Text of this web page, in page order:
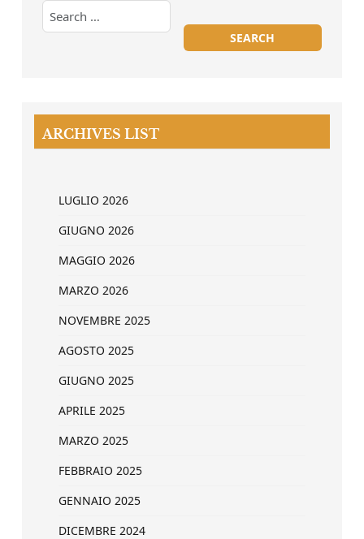
ARCHIVES LIST
LUGLIO 2026
GIUGNO 2026
MAGGIO 2026
MARZO 2026
NOVEMBRE 2025
AGOSTO 2025
GIUGNO 2025
APRILE 2025
MARZO 2025
FEBBRAIO 2025
GENNAIO 2025
DICEMBRE 2024